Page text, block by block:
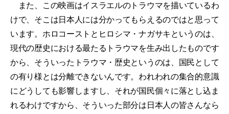
また、この映画はイスラエルのトラウマを描いているわ
けで、そこは日本人には分かってもらえるのではと思って
います。ホロコーストとヒロシマ・ナガサキというのは、
現代の歴史における最たるトラウマを生み出したものです
から、そういったトラウマ・歴史というのは、国民として
の有り様とは分離できないんです。われわれの集合的意識
にどうしても影響しますし、それが国民個々に落とし込ま
れるわけですから、そういった部分は日本人の皆さんなら